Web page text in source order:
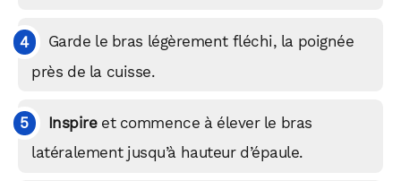
Garde le bras légèrement fléchi, la poignée
près de la cuisse.
Inspireet commence à élever le bras
latéralement jusqu’à hauteur d’épaule.